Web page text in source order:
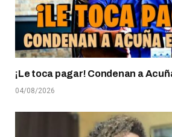
¡Le toca pagar! Condenan a
04/08/2026